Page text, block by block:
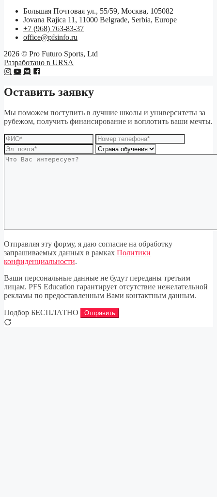
Большая Почтовая ул., 55/59, Москва, 105082
Jovana Rajica 11, 11000 Belgrade, Serbia, Europe
+7 (968) 763-83-37
office@pfsinfo.ru
2026 © Pro Futuro Sports, Ltd
Разработано в URSA
Оставить заявку
Мы поможем поступить в лучшие школы и университеты за
рубежом, получить финансирование и воплотить ваши мечты.
Отправляя эту форму, я даю согласие на обработку
запрашиваемых данных в рамках Политики
конфиденциальности.
Ваши персональные данные не будут переданы третьим
лицам. PFS Education гарантирует отсутствие нежелательной
рекламы по предоставленным Вами контактным данным.
Подбор БЕСПЛАТНО Отправить